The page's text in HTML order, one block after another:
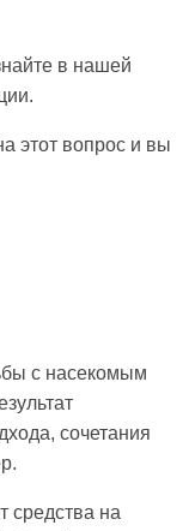
в нашей
этот вопрос и вы
с насекомым
сочетания
средства на